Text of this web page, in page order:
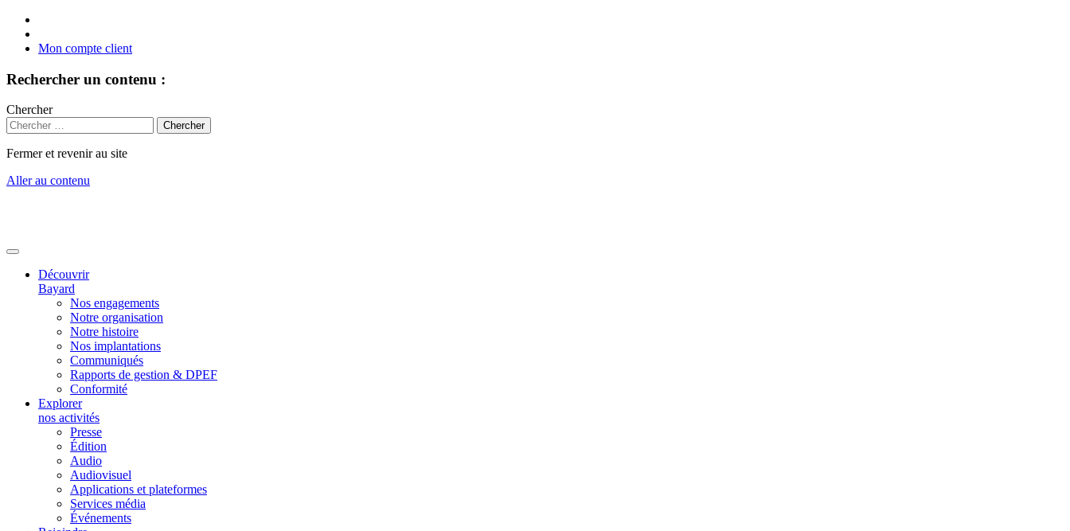
Mon compte client
Rechercher un contenu :
Chercher
Fermer et revenir au site
Aller au contenu
Découvrir
Bayard
Nos engagements
Notre organisation
Notre histoire
Nos implantations
Communiqués
Rapports de gestion & DPEF
Conformité
Explorer
nos activités
Presse
Édition
Audio
Audiovisuel
Applications et plateformes
Services média
Événements